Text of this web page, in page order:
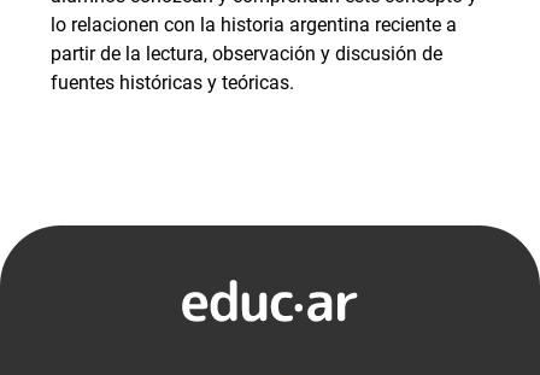
lo relacionen con la historia argentina reciente a
partir de la lectura, observación y discusión de
fuentes históricas y teóricas.